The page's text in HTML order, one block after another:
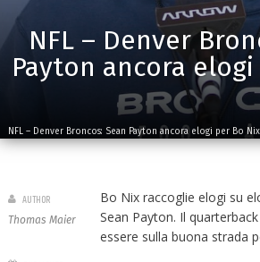
NFL – Denver
Payton ancora
NFL – Denver Broncos: Sean Payton ancora elogi per Bo Nix
Bo Nix raccoglie elogi su
Sean Payton. Il
essere sulla buona strada
AUTHOR
Thomas Maier